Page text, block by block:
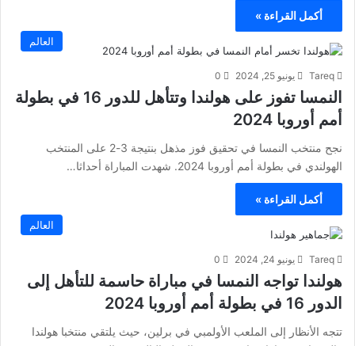
أكمل القراءة »
العالم
Tareq يونيو 25, 2024 0
النمسا تفوز على هولندا وتتأهل للدور 16 في بطولة
أمم أوروبا 2024
نجح منتخب النمسا في تحقيق فوز مذهل بنتيجة 3-2 على المنتخب
الهولندي في بطولة أمم أوروبا 2024. شهدت المباراة أحداثا…
أكمل القراءة »
العالم
Tareq يونيو 24, 2024 0
هولندا تواجه النمسا في مباراة حاسمة للتأهل إلى
الدور 16 في بطولة أمم أوروبا 2024
تتجه الأنظار إلى الملعب الأولمبي في برلين، حيث يلتقي منتخبا هولندا